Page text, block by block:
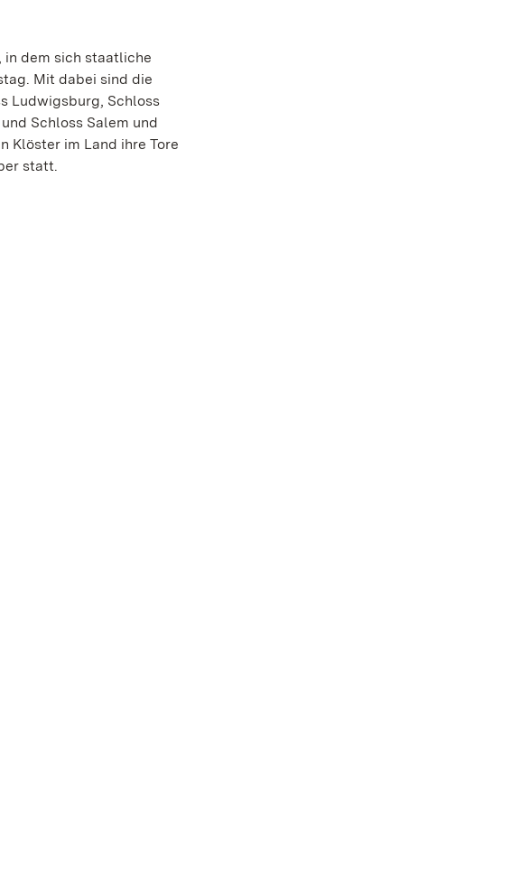
in dem sich staatliche
Mit dabei sind die
Ludwigsburg, Schloss
Schloss Salem und
Klöster im Land ihre Tore
statt.